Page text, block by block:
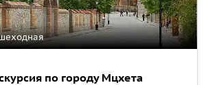
по городу Мцхета